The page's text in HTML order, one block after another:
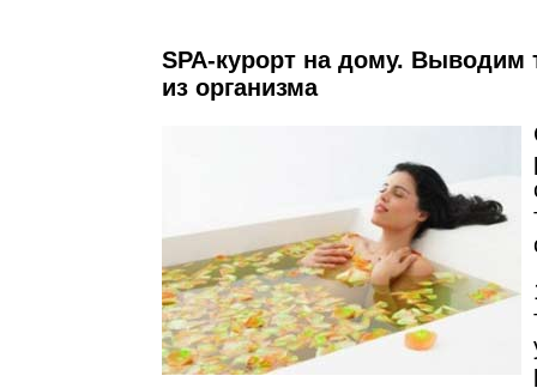
SPA-курорт на дому. Выводим
из организма